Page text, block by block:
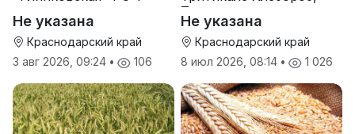
Не указана
Краснодарский край
3 авг 2026, 09:24 • 106
Тихон
Не указана
Краснодарский край
8 июл 2026, 08:14 • 1 026